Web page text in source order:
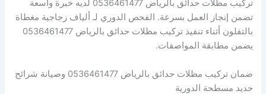
تركيب مظلات حدائق بالرياض 0536461477 لديه خبرة واسعة
تضمن إنجاز العمل بسرعة. الفحص الدوري لـ ألياف زجاجية مغطاة
بالتفلون أثناء تنفيذ تركيب مظلات حدائق بالرياض 0536461477
يضمن مطابقة المواصفات.
ضمان تركيب مظلات حدائق بالرياض 0536461477 وصيانة شرائح
حديد مسطحة الدورية